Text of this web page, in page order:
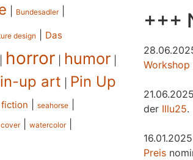
Bundesadler|
design Das
horror humor
up art Pin Up
seahorse
| watercolor|
+++
Workshop
der Illu25.
Preis